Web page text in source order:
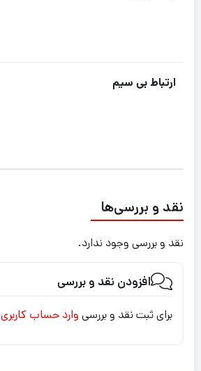
ارتباط بی سیم
نقد و بررسی‌ها
نقد و بررسی وجود ندارد.
افزودن نقد و بررسی
برای ثبت نقد و بررسی وارد حساب کاربری